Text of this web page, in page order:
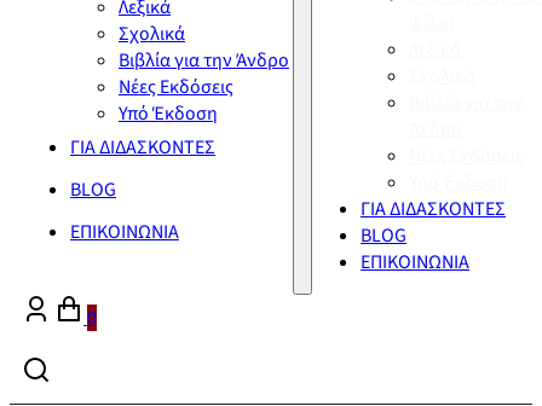
Λεξικά
Σχολικά
Βιβλία για την Άνδρο
Νέες Εκδόσεις
Υπό Έκδοση
ΓΙΑ ΔΙΔΑΣΚΟΝΤΕΣ
BLOG
ΕΠΙΚΟΙΝΩΝΙΑ
ΓΙΑ ΔΙΔΑΣΚΟΝΤΕΣ
BLOG
ΕΠΙΚΟΙΝΩΝΙΑ
0